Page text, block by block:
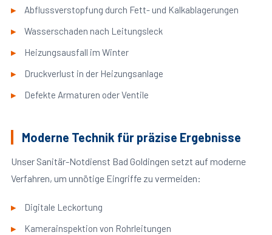
Abflussverstopfung durch Fett- und Kalkablagerungen
Wasserschaden nach Leitungsleck
Heizungsausfall im Winter
Druckverlust in der Heizungsanlage
Defekte Armaturen oder Ventile
Moderne Technik für präzise Ergebnisse
Unser Sanitär-Notdienst Bad Goldingen setzt auf moderne
Verfahren, um unnötige Eingriffe zu vermeiden:
Digitale Leckortung
Kamerainspektion von Rohrleitungen